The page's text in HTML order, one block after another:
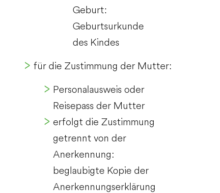
Geburt:
Geburtsurkunde
des Kindes
für die Zustimmung der Mutter:
Personalausweis oder
Reisepass der Mutter
erfolgt die Zustimmung
getrennt von der
Anerkennung:
beglaubigte Kopie der
Anerkennungserklärung